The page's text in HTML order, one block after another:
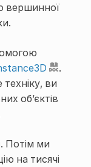
вершинної
.
ви
об’єктів
Потім ми
на тисячі